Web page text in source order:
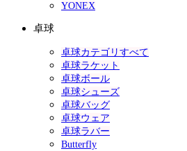
YONEX
卓球
卓球カテゴリすべて
卓球ラケット
卓球ボール
卓球シューズ
卓球バッグ
卓球ウェア
卓球ラバー
Butterfly